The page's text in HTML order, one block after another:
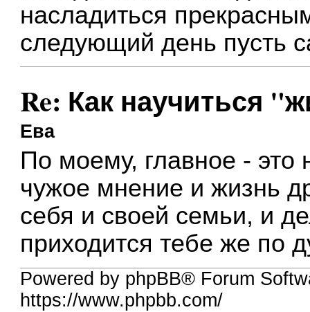
насладиться
следующий день пусть
Re: Как научиться
Ева
По моему, главное -
чужое мнение и жизнь
себя и своей семьи, и
приходится тебе же по
Powered by phpBB® Forum
https://www.phpbb.com/